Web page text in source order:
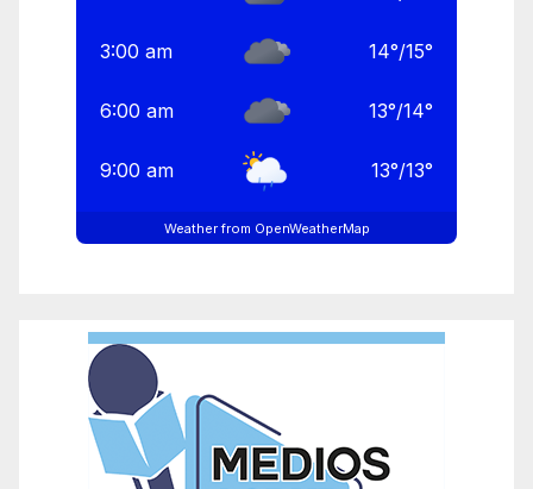
3:00 am 14°/15°
6:00 am 13°/14°
9:00 am 13°/13°
Weather from OpenWeatherMap